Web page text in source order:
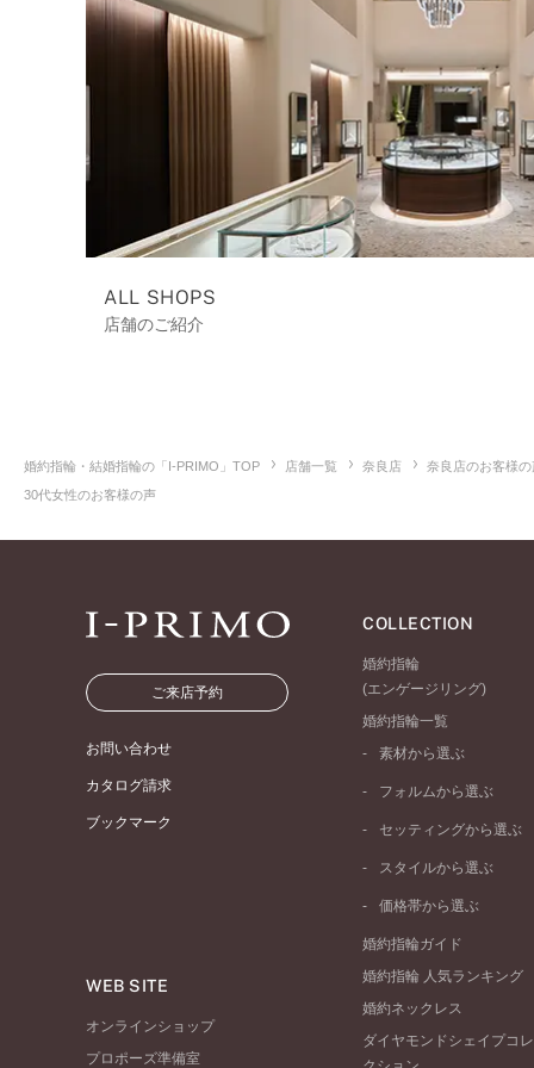
ALL SHOPS
店舗のご紹介
婚約指輪・結婚指輪の「I-PRIMO」TOP 店舗一覧 奈良店
奈良店のお客様
30代女性のお客様の声
ご来店予約
お問い合わせ
カタログ請求
ブックマーク
WEB SITE
オンラインショップ
プロポーズ準備室
COLLECTION
婚約指輪
(エンゲージリング)
婚約指輪一覧
素材から選ぶ
プラチナ
ピンクゴールド
ペールブラウンゴール
フォルムから選ぶ
ストレートライン
V字ライン
セッティングから選ぶ
ソリテール
ダブルサイドメレ
ラインメレ
スタイルから選ぶ
シンプル
モード
エレガント
ゴージャス
価格帯から選ぶ
50万円台～
20万円台～
10万円台～
婚約指輪ガイド
婚約指輪 人気ランキング
婚約ネックレス
ダイヤモンドシェイプコレ